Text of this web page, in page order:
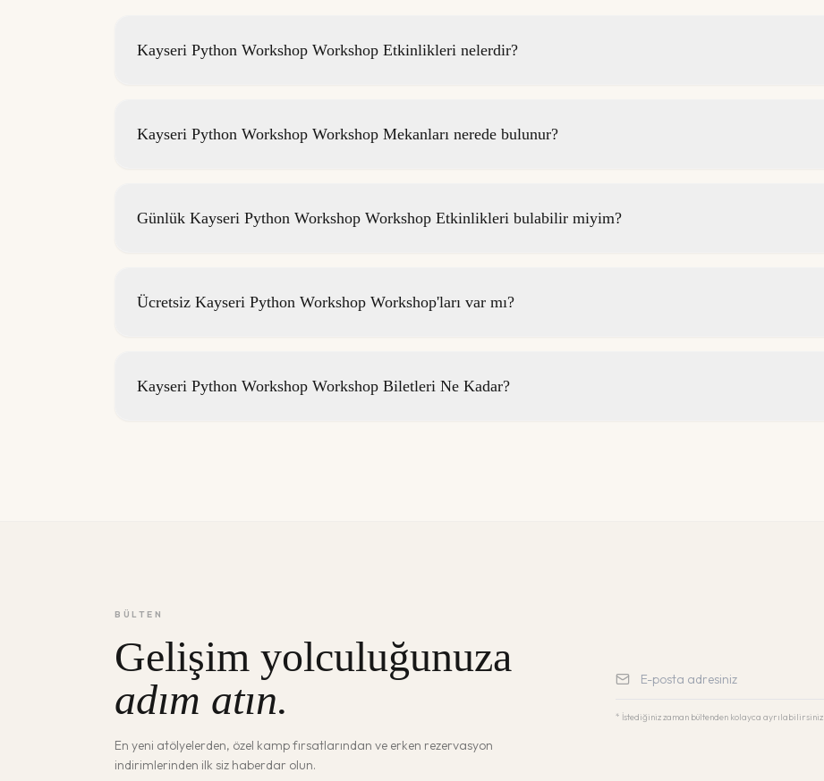
Kayseri Python Workshop Workshop Etkinlikleri nelerdir?
Kayseri Python Workshop Workshop Mekanları nerede bulunur?
Günlük Kayseri Python Workshop Workshop Etkinlikleri bulabilir miyim?
Ücretsiz Kayseri Python Workshop Workshop'ları var mı?
Kayseri Python Workshop Workshop Biletleri Ne Kadar?
BÜLTEN
Gelişim yolculuğunuza
adım atın.
En yeni atölyelerden, özel kamp fırsatlarından ve erken rezervasyon
indirimlerinden ilk siz haberdar olun.
* İstediğiniz zaman bültenden kolayca ayrılabilirsiniz.